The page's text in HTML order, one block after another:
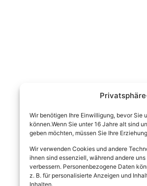
Wir benötigen Ihre Einwilligung, bevor Sie
können.Wenn Sie unter 16 Jahre alt sind
geben möchten, müssen Sie Ihre
Wir verwenden Cookies und andere
ihnen sind essenziell, während andere
verbessern. Personenbezogene Daten
z. B. für personalisierte Anzeigen und
Inhalten.